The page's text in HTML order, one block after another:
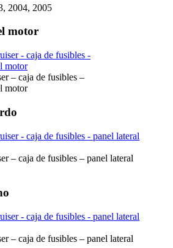
2004, 2005
motor
– caja de fusibles –
motor
– caja de fusibles – panel lateral
– caja de fusibles – panel lateral